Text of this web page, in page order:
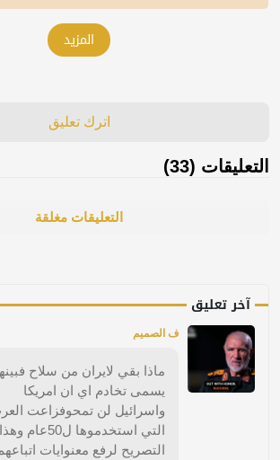
المزيد
اترك تعليق
التعليقات (33)
التعليقات مغلقة
آخر تعليق
ف الصميم
ماذا بقي لايران من سلاح
يسمى تخادم اي ان امريكا
واسرائيل لن تمحوفزاعت
التي استخدموها ل50عام وهذا
التصريح لرفع معنوايات